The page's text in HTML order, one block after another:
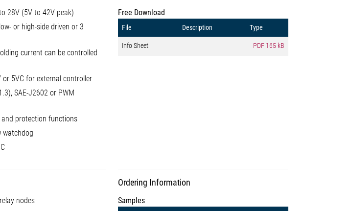
28V (5V to 42V peak)
or high-side driven or 3
current can be controlled
or 5VC for external controller
SAE-J2602 or PWM
and protection functions
watchdog
Free Download
File Description Type
Info Sheet PDF 165 kB
nodes
Ordering Information
Samples